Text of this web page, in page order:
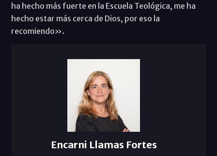
ha hecho más fuerte en la Escuela Teológica, me ha
hecho estar más cerca de Dios, por eso la
recomiendo».
Encarni Llamas Fortes